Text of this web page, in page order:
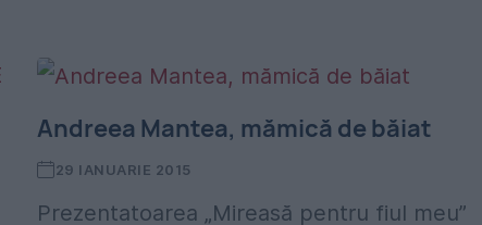
Andreea Mantea, mămică de băiat
29 IANUARIE 2015
Prezentatoarea „Mireasă pentru fiul meu”